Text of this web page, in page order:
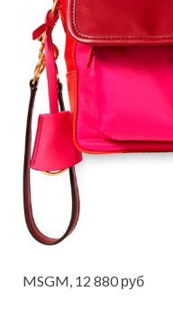
MSGM, 12 880 руб